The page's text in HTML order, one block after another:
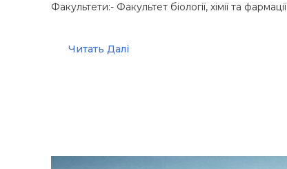
Факультети:- Факультет біології, хімії та фармації
Читать Далі